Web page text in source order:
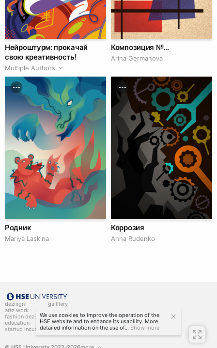
Нейроштурм: прокачай
свою креативность!
Multiple Authors
Композиция №…
Arina Germanova
Родник
Mariya Laskina
Коррозия
Anna Rudenko
deziiign
artz work
fashion deziiign
education
startup incubator
gallllery
kiiids.art
We use cookies to improve the operation of the
HSE website and to enhance its usability. More
detailed information on the use of... Show more